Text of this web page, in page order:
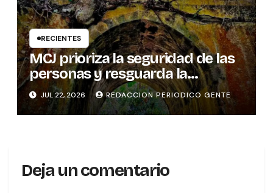
RECIENTES
MCJ prioriza la seguridad de las
personas y resguarda la
memoria histórica del puente
sobre el río Tures
JUL 22, 2026 REDACCION PERIODICO GENTE
Deja un comentario